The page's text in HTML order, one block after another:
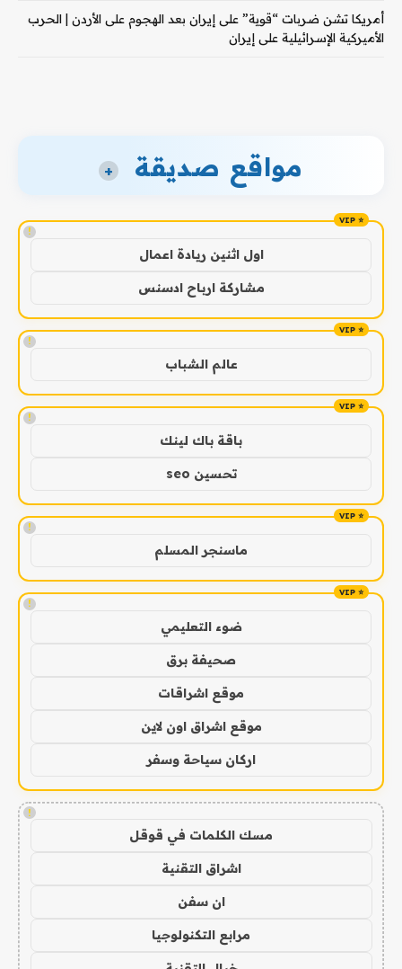
أمريكا تشن ضربات “قوية” على إيران بعد الهجوم على الأردن | الحرب
الأميركية الإسرائيلية على إيران
مواقع صديقة +
!
اول اثنين ريادة اعمال
مشاركة ارباح ادسنس
!
عالم الشباب
!
باقة باك لينك
تحسين seo
!
ماسنجر المسلم
!
ضوء التعليمي
صحيفة برق
موقع اشراقات
موقع اشراق اون لاين
اركان سياحة وسفر
!
مسك الكلمات في قوقل
اشراق التقنية
ان سفن
مرابع التكنولوجيا